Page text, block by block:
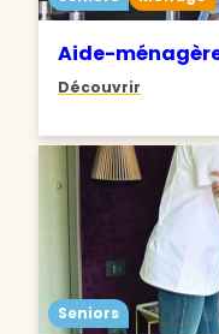
Aide-
Découvrir
Seniors